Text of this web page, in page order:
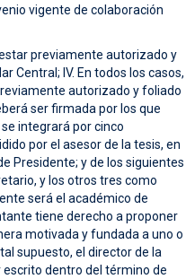
vigente de colaboración
previamente autorizado y
Central; IV. En todos los casos,
autorizado y foliado
ser firmada por los que
integrará por cinco
por el asesor de la tesis, en
Presidente; y de los siguientes
y los otros tres como
será el académico de
tiene derecho a proponer
motivada y fundada a uno o
supuesto, el director de la
dentro del término de